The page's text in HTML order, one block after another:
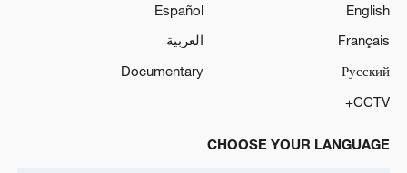
English
Español
Français
العربية
Русский
Documentary
CCTV+
CHOOSE YOUR LANGUAGE